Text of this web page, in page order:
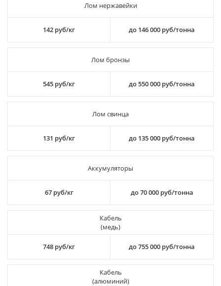
Лом нержавейки
142 руб/кг до 146 000 руб/тонна
Лом бронзы
545 руб/кг до 550 000 руб/тонна
Лом свинца
131 руб/кг до 135 000 руб/тонна
Аккумуляторы
67 руб/кг до 70 000 руб/тонна
Кабель
(медь)
748 руб/кг до 755 000 руб/тонна
Кабель
(алюминий)